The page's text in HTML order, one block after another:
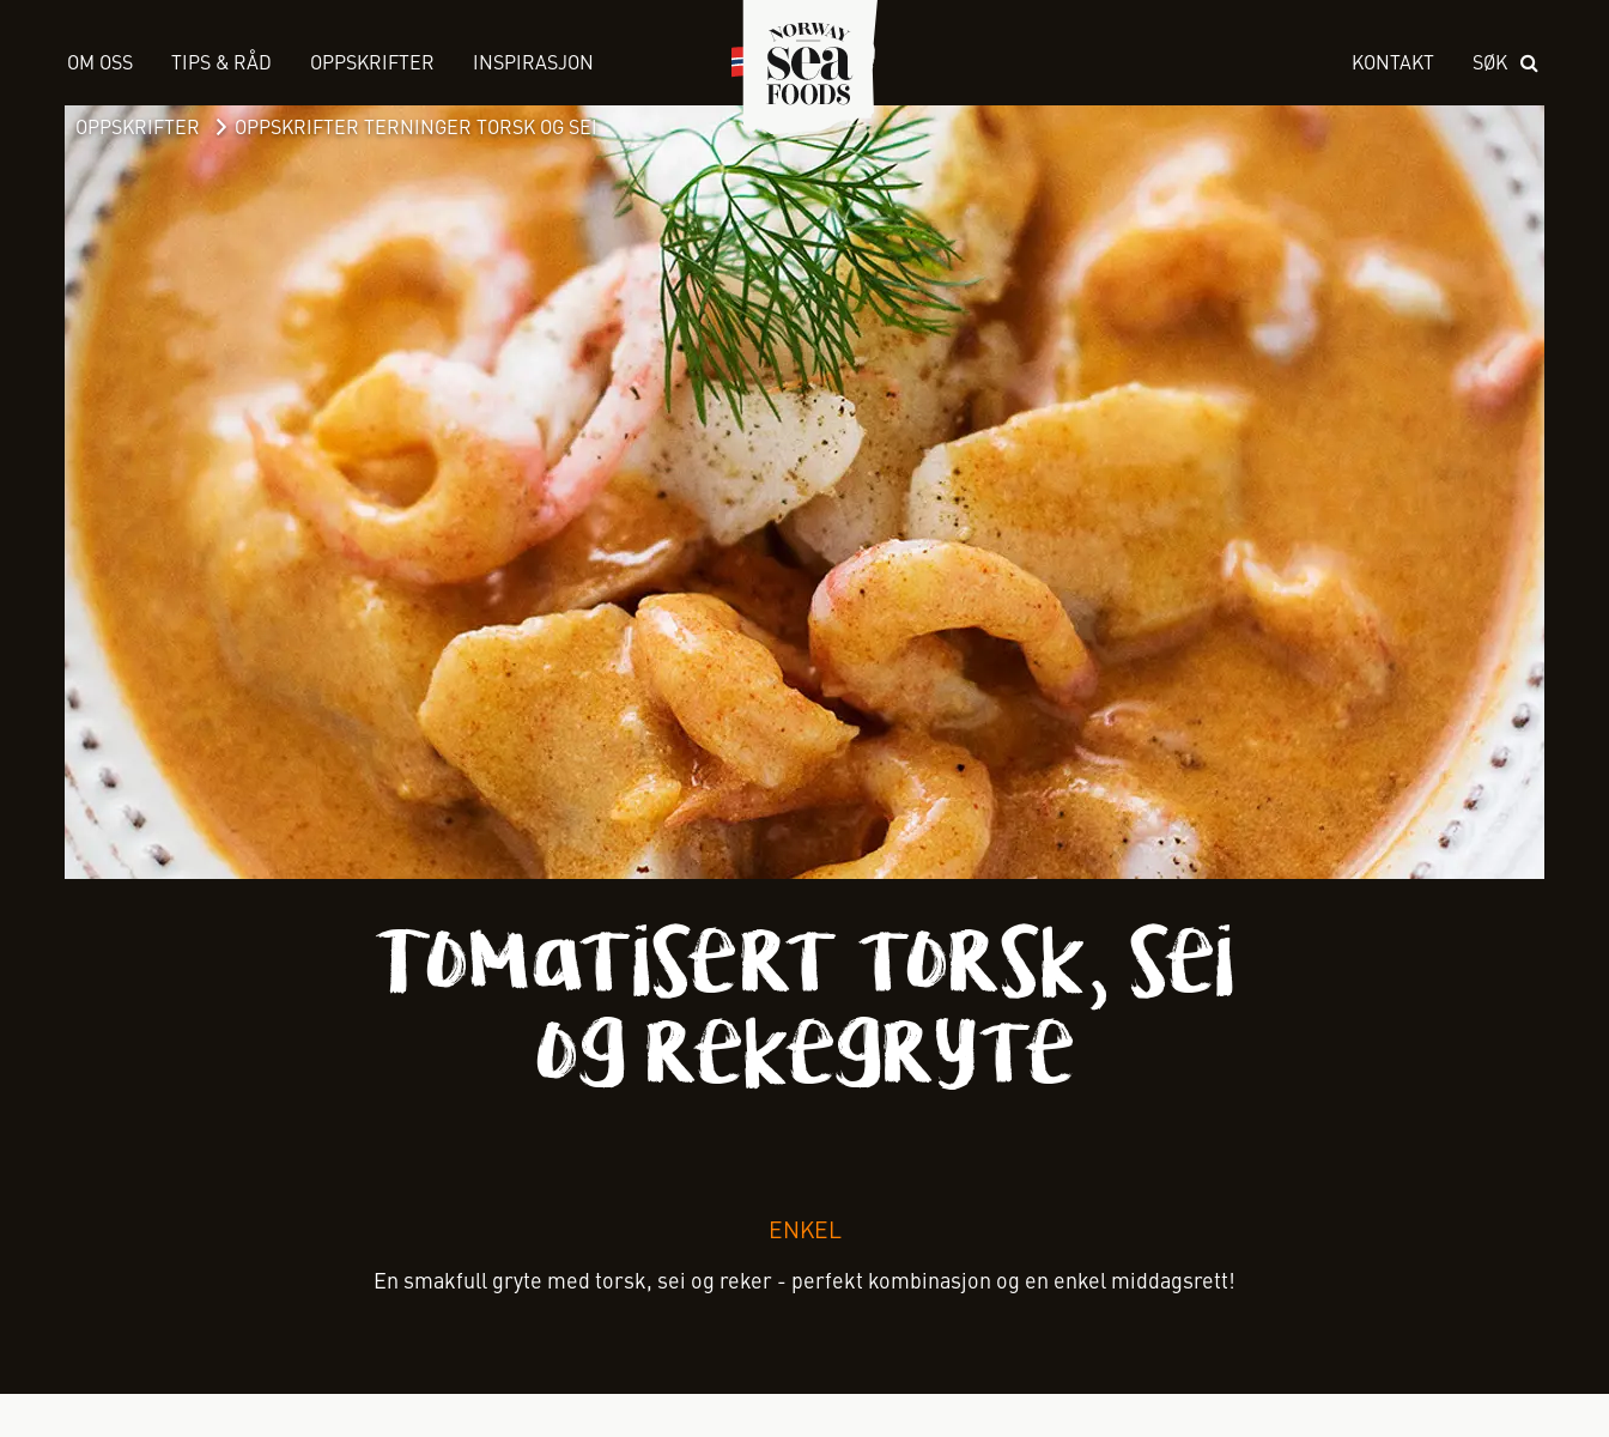
OPPSKRIFTER OPPSKRIFTER TERNINGER TORSK OG SEI
OM OSS TIPS & RÅD OPPSKRIFTER INSPIRASJON KONTAKT SØK
Skriv inn søket i feltet over
Tomatisert torsk, sei
og rekegryte
ENKEL
En smakfull gryte med torsk, sei og reker - perfekt kombinasjon og en enkel middagsrett!